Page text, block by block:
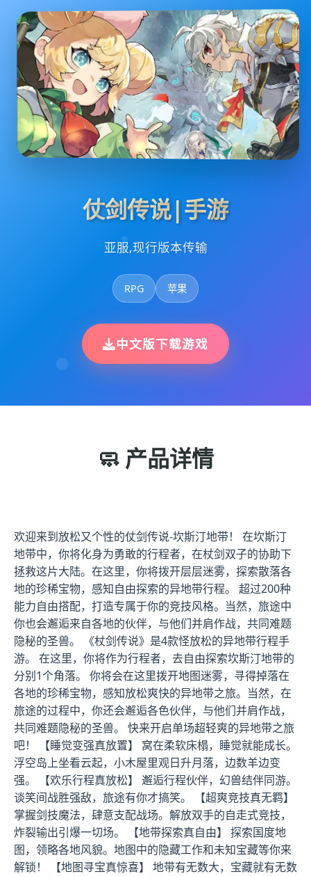
仗剑传说|手游
亚服,现行版本传输
RPG 苹果
中文版下载游戏
🧼 产品详情
欢迎来到放松又个性的仗剑传说-坎斯汀地带！ 在坎斯汀
地带中，你将化身为勇敢的行程者，在杖剑双子的协助下
拯救这片大陆。在这里，你将拨开层层迷雾，探索散落各
地的珍稀宝物，感知自由探索的异地带行程。 超过200种
能力自由搭配，打造专属于你的竞技风格。当然，旅途中
你也会邂逅来自各地的伙伴，与他们并肩作战，共同难题
隐秘的圣兽。 《杖剑传说》是4款怪放松的异地带行程手
游。 在这里，你将作为行程者，去自由探索坎斯汀地带的
分别1个角落。 你将会在这里拨开地图迷雾，寻得掉落在
各地的珍稀宝物，感知放松爽快的异地带之旅。当然，在
旅途的过程中，你还会邂逅各色伙伴，与他们并肩作战，
共同难题隐秘的圣兽。 快来开启单场超轻爽的异地带之旅
吧！ 【睡觉变强真放置】 窝在柔软床榻，睡觉就能成长。
浮空岛上坐看云起，小木屋里观日升月落，边数羊边变
强。 【欢乐行程真放松】 邂逅行程伙伴，幻兽结伴同游。
谈笑间战胜强敌，旅途有你才搞笑。 【超爽竞技真无羁】
掌握剑技魔法，肆意支配战场。解放双手的自走式竞技，
炸裂输出引爆一切场。 【地带探索真自由】 探索国度地
图，领略各地风貌。地图中的隐藏工作和未知宝藏等你来
解锁！ 【地图寻宝真惊喜】 地带有无数大，宝藏就有无数